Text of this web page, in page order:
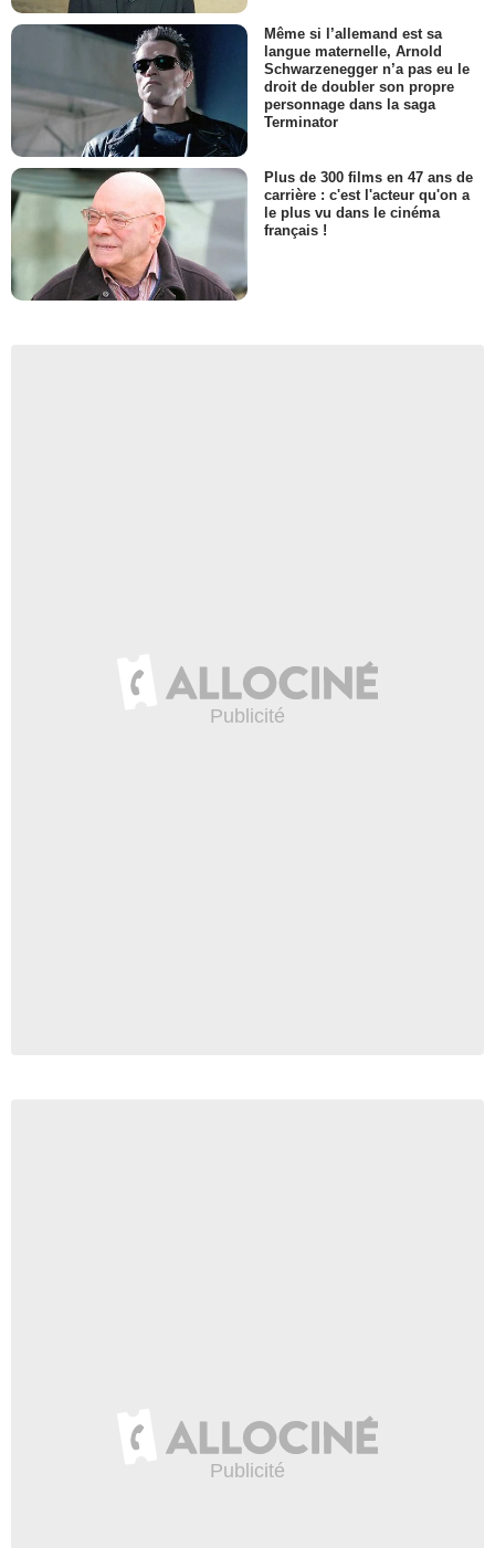
Même si l’allemand est sa
langue maternelle, Arnold
Schwarzenegger n’a pas eu le
droit de doubler son propre
personnage dans la saga
Terminator
Plus de 300 films en 47 ans de
carrière : c'est l'acteur qu'on a
le plus vu dans le cinéma
français !